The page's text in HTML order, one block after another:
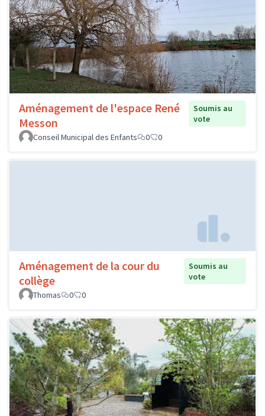
Aménagement de l'espace René
Messon
Soumis au
vote
Conseil Municipal des Enfants
0 0
Aménagement de la cour du
collège
Soumis au
vote
Thomas
0 0